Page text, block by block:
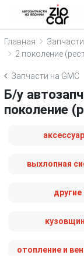
Главная Запчасти
2 поколение
Запчасти на GMC
Б/у
поколение
выхлопная
другие
отопление и